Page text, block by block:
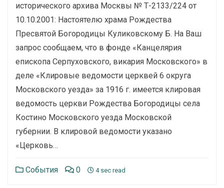
исторического архива Москвы № Т-2133/224 от
10.10.2001: Настоятелю храма Рождества
Пресвятой Богородицы Куликовскому Б. На Ваш
запрос сообщаем, что в фонде «Канцелярия
епископа Серпуховского, викария Московского» в
деле «Клировые ведомости церквей 6 округа
Московского уезда» за 1916 г. имеется клировая
ведомость церкви Рождества Богородицы села
Костино Московского уезда Московской
губернии. В клировой ведомости указано
«Церковь…
События 0 4 sec read